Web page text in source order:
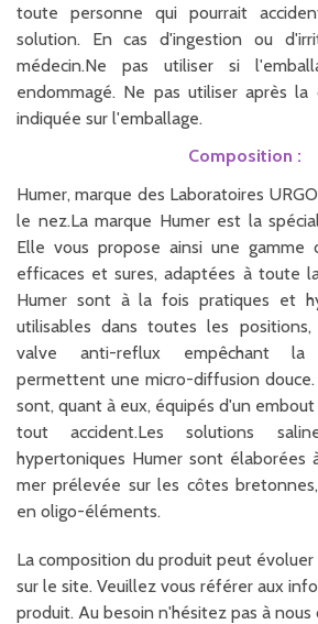
toute personne qui pourrait
solution. En cas d'ingestion ou
médecin.Ne pas utiliser si
endommagé. Ne pas utiliser après
indiquée sur l'emballage.
Composition :
Humer, marque des Laboratoires
le nez.La marque Humer est la
Elle vous propose ainsi une gamme
efficaces et sures, adaptées à toute
Humer sont à la fois pratiques et
utilisables dans toutes les
valve anti-reflux empêchant la
permettent une micro-diffusion
sont, quant à eux, équipés d'un
tout accident.Les solutions
hypertoniques Humer sont élaborées
mer prélevée sur les côtes
en oligo-éléments.
La composition du produit peut
sur le site. Veuillez vous référer aux
produit. Au besoin n'hésitez pas à